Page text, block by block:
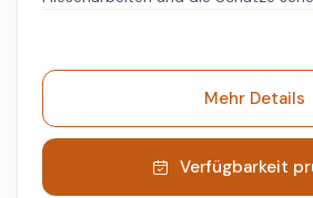
unternehmen Sie eine ruhige
Bosporus. Sie sehen die Skyline
Festungen, Paläste und die Bosporus-Brücke.
die eine kulturelle Tour mit einer
Bootstour kombiniert, bietet einen
Überblick über das Erbe und die
Mehr Details
Verfügbarkeit